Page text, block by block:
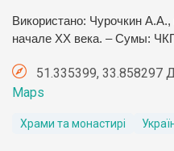
Використано: Чурочкин
начале ХХ века. – Сумы:
51.335399, 33.858297
Maps
Храми та монастирі